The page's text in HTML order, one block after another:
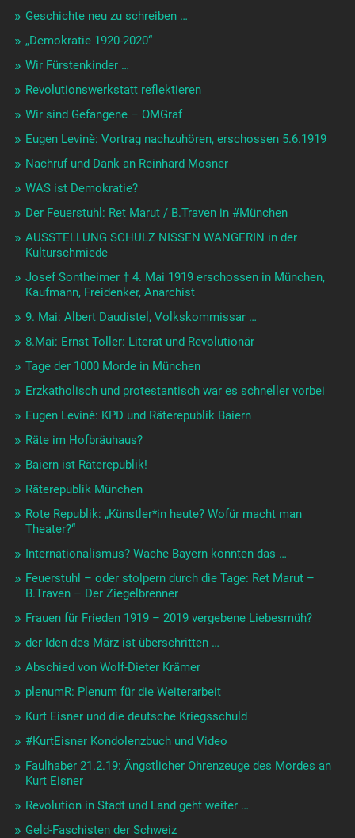
Geschichte neu zu schreiben …
„Demokratie 1920-2020“
Wir Fürstenkinder …
Revolutionswerkstatt reflektieren
Wir sind Gefangene – OMGraf
Eugen Levinè: Vortrag nachzuhören, erschossen 5.6.1919
Nachruf und Dank an Reinhard Mosner
WAS ist Demokratie?
Der Feuerstuhl: Ret Marut / B.Traven in #München
AUSSTELLUNG SCHULZ NISSEN WANGERIN in der
Kulturschmiede
Josef Sontheimer † 4. Mai 1919 erschossen in München,
Kaufmann, Freidenker, Anarchist
9. Mai: Albert Daudistel, Volkskommissar …
8.Mai: Ernst Toller: Literat und Revolutionär
Tage der 1000 Morde in München
Erzkatholisch und protestantisch war es schneller vorbei
Eugen Levinè: KPD und Räterepublik Baiern
Räte im Hofbräuhaus?
Baiern ist Räterepublik!
Räterepublik München
Rote Republik: „Künstler*in heute? Wofür macht man
Theater?“
Internationalismus? Wache Bayern konnten das …
Feuerstuhl – oder stolpern durch die Tage: Ret Marut –
B.Traven – Der Ziegelbrenner
Frauen für Frieden 1919 – 2019 vergebene Liebesmüh?
der Iden des März ist überschritten …
Abschied von Wolf-Dieter Krämer
plenumR: Plenum für die Weiterarbeit
Kurt Eisner und die deutsche Kriegsschuld
#KurtEisner Kondolenzbuch und Video
Faulhaber 21.2.19: Ängstlicher Ohrenzeuge des Mordes an
Kurt Eisner
Revolution in Stadt und Land geht weiter …
Geld-Faschisten der Schweiz